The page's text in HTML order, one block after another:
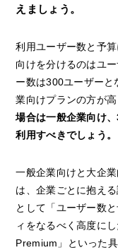
えましょう。
利用ユーザー数と予
向けを分けるのはユ
ー数は300ユーザーと
業向けプランの方が
場合は一般企業向け
利用すべきでしょう。
一般企業向けと大企
は、企業ごとに抱え
として「ユーザー数
ィをなるべく高度に
Premium」といった具